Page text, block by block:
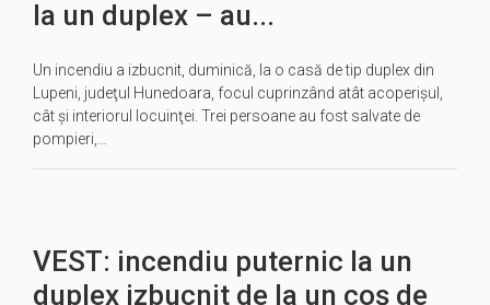
la un duplex – au...
Un incendiu a izbucnit, duminică, la o casă de tip duplex din
Lupeni, judeţul Hunedoara, focul cuprinzând atât acoperişul,
cât şi interiorul locuinţei. Trei persoane au fost salvate de
pompieri,…
VEST: incendiu puternic la un
duplex izbucnit de la un coș de